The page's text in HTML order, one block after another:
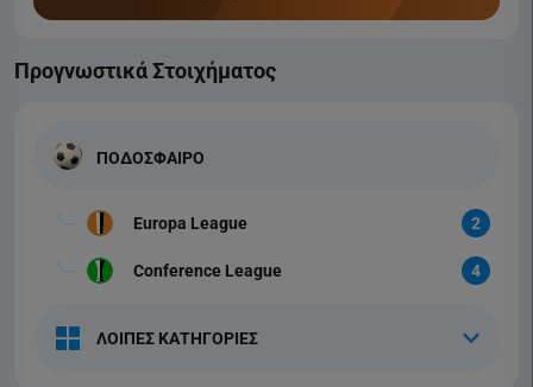
Προγνωστικά Στοιχήματος
ΠΟΔΟΣΦΑΙΡΟ
Europa League 2
Conference League 4
ΛΟΙΠΕΣ ΚΑΤΗΓΟΡΙΕΣ